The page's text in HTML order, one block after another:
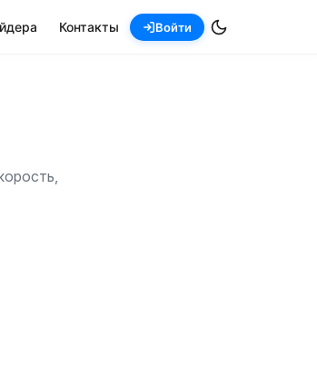
Контакты Войти